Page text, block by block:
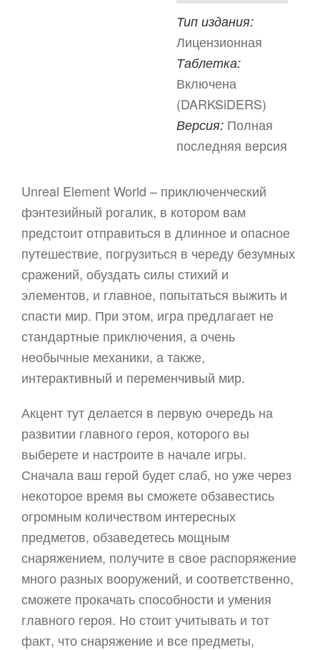
Тип издания:
Лицензионная
Таблетка:
Включена
(DARKSiDERS)
Версия: Полная
последняя версия
Unreal Element World – приключенческий
фэнтезийный рогалик, в котором вам
предстоит отправиться в длинное и опасное
путешествие, погрузиться в череду безумных
сражений, обуздать силы стихий и
элементов, и главное, попытаться выжить и
спасти мир. При этом, игра предлагает не
стандартные приключения, а очень
необычные механики, а также,
интерактивный и переменчивый мир.
Акцент тут делается в первую очередь на
развитии главного героя, которого вы
выберете и настроите в начале игры.
Сначала ваш герой будет слаб, но уже через
некоторое время вы сможете обзавестись
огромным количеством интересных
предметов, обзаведетесь мощным
снаряжением, получите в свое распоряжение
много разных вооружений, и соответственно,
сможете прокачать способности и умения
главного героя. Но стоит учитывать и тот
факт, что снаряжение и все предметы,